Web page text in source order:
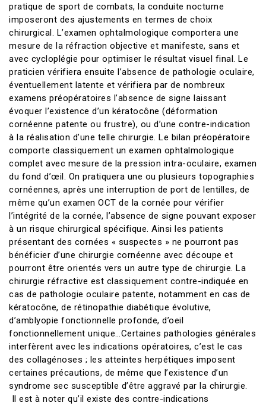
pratique de sport de combats, la conduite nocturne
imposeront des ajustements en termes de choix
chirurgical. L’examen ophtalmologique comportera une
mesure de la réfraction objective et manifeste, sans et
avec cycloplégie pour optimiser le résultat visuel final. Le
praticien vérifiera ensuite l’absence de pathologie oculaire,
éventuellement latente et vérifiera par de nombreux
examens préopératoires l’absence de signe laissant
évoquer l’existence d’un kératocône (déformation
cornéenne patente ou frustre), ou d’une contre-indication
à la réalisation d’une telle chirurgie. Le bilan préopératoire
comporte classiquement un examen ophtalmologique
complet avec mesure de la pression intra-oculaire, examen
du fond d’œil. On pratiquera une ou plusieurs topographies
cornéennes, après une interruption de port de lentilles, de
même qu’un examen OCT de la cornée pour vérifier
l’intégrité de la cornée, l’absence de signe pouvant exposer
à un risque chirurgical spécifique. Ainsi les patients
présentant des cornées « suspectes » ne pourront pas
bénéficier d’une chirurgie cornéenne avec découpe et
pourront être orientés vers un autre type de chirurgie. La
chirurgie réfractive est classiquement contre-indiquée en
cas de pathologie oculaire patente, notamment en cas de
kératocône, de rétinopathie diabétique évolutive,
d’amblyopie fonctionnelle profonde, d’oeil
fonctionnellement unique…Certaines pathologies générales
interfèrent avec les indications opératoires, c’est le cas
des collagénoses ; les atteintes herpétiques imposent
certaines précautions, de même que l’existence d’un
syndrome sec susceptible d’être aggravé par la chirurgie.
Il est à noter qu’il existe des contre-indications